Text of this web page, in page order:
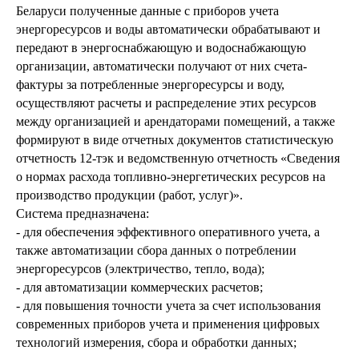
Беларуси полученные данные с приборов учета
энергоресурсов и воды автоматически обрабатывают и
передают в энергоснабжающую и водоснабжающую
организации, автоматически получают от них счета-
фактуры за потребленные энергоресурсы и воду,
осуществляют расчеты и распределение этих ресурсов
между организацией и арендаторами помещений, а также
формируют в виде отчетных документов статистическую
отчетность 12-тэк и ведомственную отчетность «Сведения
о нормах расхода топливно-энергетических ресурсов на
производство продукции (работ, услуг)».
Система предназначена:
- для обеспечения эффективного оперативного учета, а
также автоматизации сбора данных о потреблении
энергоресурсов (электричество, тепло, вода);
- для автоматизации коммерческих расчетов;
- для повышения точности учета за счет использования
современных приборов учета и применения цифровых
технологий измерения, сбора и обработки данных;